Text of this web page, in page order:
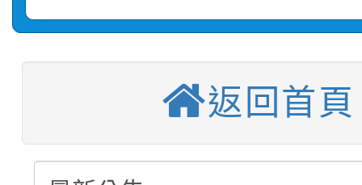
學年度第1學期第7次代
結果(第11招)
【甄選結果(第3招)】
學年度第1學期第9次代
結果(第3招)
【甄選結果(第4招)】
學年度第1學期第9次
結果(第4招)
【甄選結果(第12招)】
學年度第1學期第7次代
轉知：桃園市115學年
返回首頁